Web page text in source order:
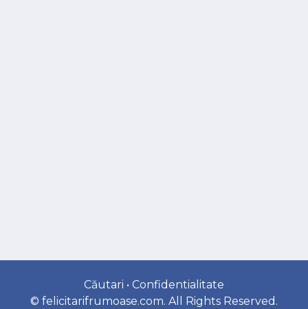
Căutari • Confidentialitate
© felicitarifrumoase.com. All Rights Reserved.